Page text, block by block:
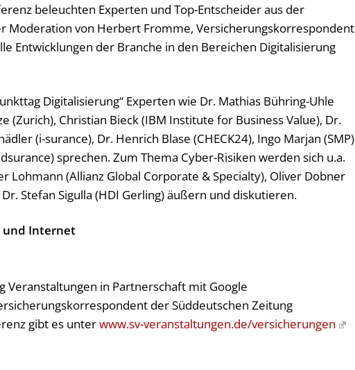
beleuchten Experten und Top-Entscheider aus der
Moderation von Herbert Fromme, Versicherungskorrespondent
Entwicklungen der Branche in den Bereichen Digitalisierung
Digitalisierung“ Experten wie Dr. Mathias Bühring-Uhle
(Zurich), Christian Bieck (IBM Institute for Business Value), Dr.
(i-surance), Dr. Henrich Blase (CHECK24), Ingo Marjan (SMP)
sprechen. Zum Thema Cyber-Risiken werden sich u.a.
Lohmann (Allianz Global Corporate & Specialty), Oliver Dobner
Stefan Sigulla (HDI Gerling) äußern und diskutieren.
und Internet
Veranstaltungen in Partnerschaft mit Google
der Süddeutschen Zeitung
gibt es unterwww.sv-veranstaltungen.de/versicherungen